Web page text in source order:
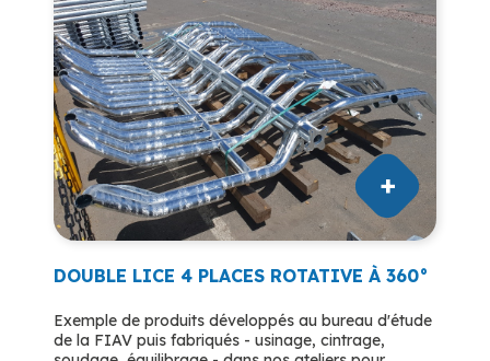
DOUBLE LICE 4 PLACES ROTATIVE À 360°
Exemple de produits développés au bureau d'étude
de la FIAV puis fabriqués - usinage, cintrage,